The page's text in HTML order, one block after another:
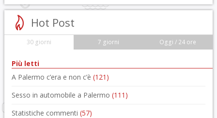
Hot Post
30 giorni 7 giorni Oggi / 24 ore
Più letti
A Palermo c’era e non c’è (121)
Sesso in automobile a Palermo (111)
Statistiche commenti (57)